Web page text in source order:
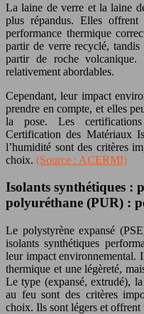
La laine de verre et la laine
plus répandus. Elles
performance thermique
partir de verre recyclé,
partir de roche volcanique.
relativement abordables.
Cependant, leur impact
prendre en compte, et elles
la pose. Les
Certification des Matériaux
l’humidité sont des critères
choix. (Source : ACERMI)
Isolants synthétiques :
polyuréthane (PUR) :
Le polystyrène expansé
isolants synthétiques
leur impact environnemental.
thermique et une légèreté,
Le type (expansé, extrudé),
au feu sont des critères
choix. Ils sont légers et offrent